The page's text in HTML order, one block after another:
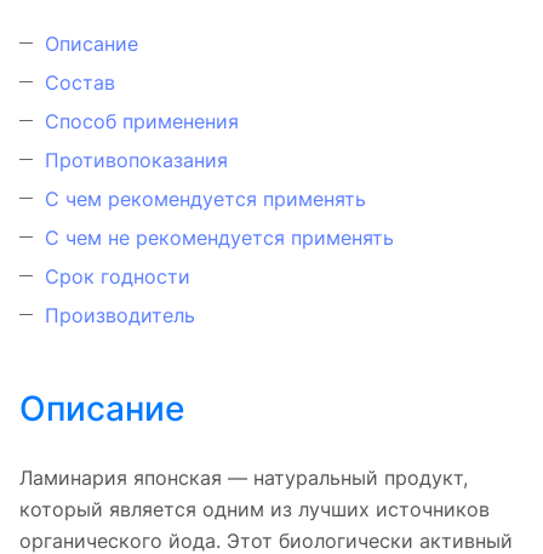
Описание
Состав
Способ применения
Противопоказания
С чем рекомендуется применять
С чем не рекомендуется применять
Срок годности
Производитель
Описание
Ламинария японская — натуральный продукт,
который является одним из лучших источников
органического йода. Этот биологически активный